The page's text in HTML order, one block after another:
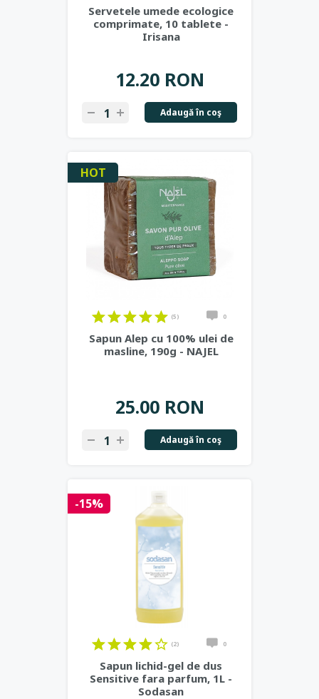
Servetele umede ecologice
comprimate, 10 tablete -
Irisana
12.20 RON
Adaugă în coş
HOT
(5) 0
Sapun Alep cu 100% ulei de
masline, 190g - NAJEL
25.00 RON
Adaugă în coş
-15%
(2) 0
Sapun lichid-gel de dus
Sensitive fara parfum, 1L -
Sodasan